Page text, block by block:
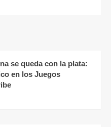
se queda con la plata:
en los Juegos